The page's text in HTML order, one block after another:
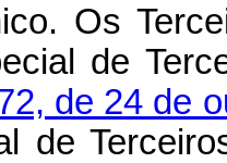
Os
de
de 24 de
de